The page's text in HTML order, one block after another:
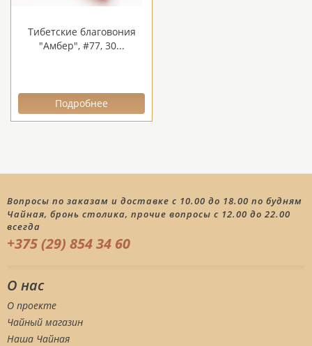
Тибетские благовония
"Амбер", #77, 30...
Подробнее
Вопросы по заказам и доставке с 10.00 до 18.00 по будням
Чайная, бронь столика, прочие вопросы с 12.00 до 22.00
всегда
+375 (29) 854 34 60
О нас
О проекте
Чайный магазин
Наша Чайная